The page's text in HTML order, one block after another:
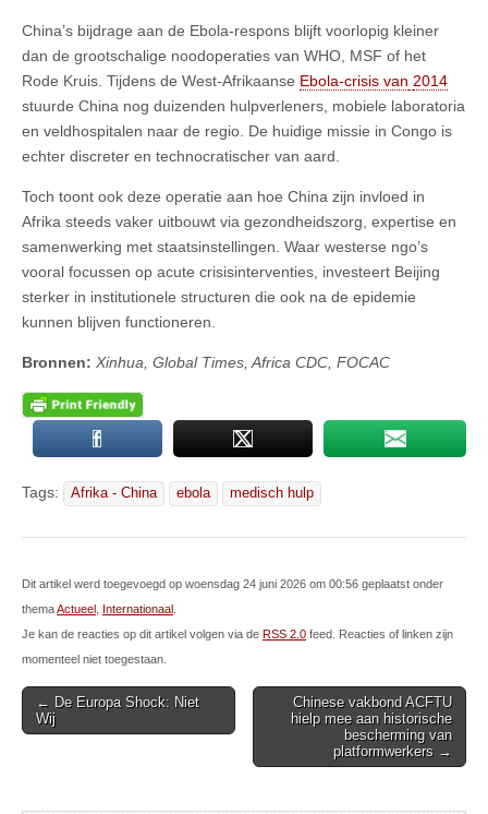
China’s bijdrage aan de Ebola-respons blijft voorlopig kleiner
dan de grootschalige noodoperaties van WHO, MSF of het
Rode Kruis. Tijdens de West-Afrikaanse Ebola-crisis van 2014
stuurde China nog duizenden hulpverleners, mobiele laboratoria
en veldhospitalen naar de regio. De huidige missie in Congo is
echter discreter en technocratischer van aard.
Toch toont ook deze operatie aan hoe China zijn invloed in
Afrika steeds vaker uitbouwt via gezondheidszorg, expertise en
samenwerking met staatsinstellingen. Waar westerse ngo’s
vooral focussen op acute crisisinterventies, investeert Beijing
sterker in institutionele structuren die ook na de epidemie
kunnen blijven functioneren.
Bronnen: Xinhua, Global Times, Africa CDC, FOCAC
Tags: Afrika - China ebola medisch hulp
Dit artikel werd toegevoegd op woensdag 24 juni 2026 om 00:56 geplaatst onder
themaActueel Internationaal
Je kan de reacties op dit artikel volgen via de RSS 2.0 feed. Reacties of linken zijn
momenteel niet toegestaan.
Post
navigation
← De Europa Shock: Niet
Wij
Chinese vakbond ACFTU
hielp mee aan historische
bescherming van
platformwerkers →